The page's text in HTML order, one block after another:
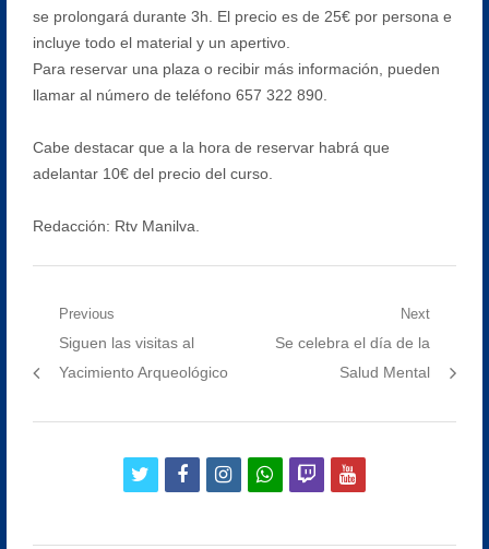
se prolongará durante 3h. El precio es de 25€ por persona e
incluye todo el material y un apertivo.
Para reservar una plaza o recibir más información, pueden
llamar al número de teléfono 657 322 890.
Cabe destacar que a la hora de reservar habrá que
adelantar 10€ del precio del curso.
Redacción: Rtv Manilva.
Navegación
Previous
Previous
post:
Siguen las visitas al
Yacimiento Arqueológico
Next
Next
Se celebra el día de la
Salud Mental
twitterfacebookinstagramwhatsapp
twitchyoutube